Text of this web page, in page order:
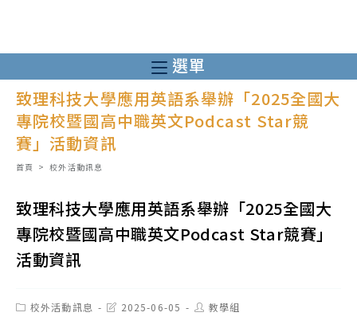
至
主
要
選單
致理科技大學應用英語系舉辦「2025全國大
專院校暨國高中職英文Podcast Star競
賽」活動資訊
首頁 > 校外活動訊息
致理科技大學應用英語系舉辦「2025全國大
專院校暨國高中職英文Podcast Star競賽」
活動資訊
Post校外活動訊息
Post2025-06-05
Post教學組